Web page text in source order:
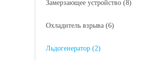
Замерзающее устройство (8)
Охладитель взрыва (6)
Льдогенератор (2)